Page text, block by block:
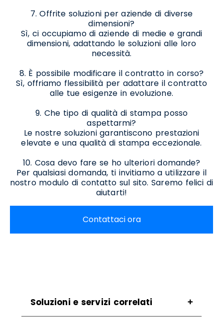
7. Offrite soluzioni per aziende di diverse
dimensioni?
Sì, ci occupiamo di aziende di medie e grandi
dimensioni, adattando le soluzioni alle loro
necessità.
8. È possibile modificare il contratto in corso?
Sì, offriamo flessibilità per adattare il contratto
alle tue esigenze in evoluzione.
9. Che tipo di qualità di stampa posso
aspettarmi?
Le nostre soluzioni garantiscono prestazioni
elevate e una qualità di stampa eccezionale.
10. Cosa devo fare se ho ulteriori domande?
Per qualsiasi domanda, ti invitiamo a utilizzare il
nostro modulo di contatto sul sito. Saremo felici di
aiutarti!
Contattaci ora
Soluzioni e servizi correlati